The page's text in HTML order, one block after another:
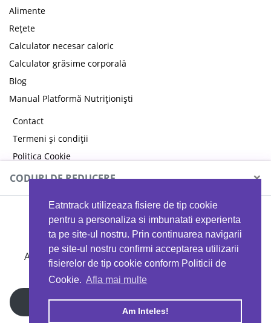
Eatntrack utilizeaza fisiere de tip cookie
pentru a personaliza si imbunatati experienta
ta pe site-ul nostru. Prin continuarea navigarii
pe site-ul nostru confirmi acceptarea utilizarii
fisierelor de tip cookie conform Politicii de
Cookie. Afla mai multe
Am Inteles!
Alimente
Rețete
Calculator necesar caloric
Calculator grăsime corporală
Blog
Manual Platformă Nutriționiști
Contact
Termeni și condiții
Politica Cookie
Politica de confidențialitate
CODURI DE REDUCERE ×
MYPROTEIN
Ai 40%reducere la orice comandă folosind codul
EATTRACK
Profită acum